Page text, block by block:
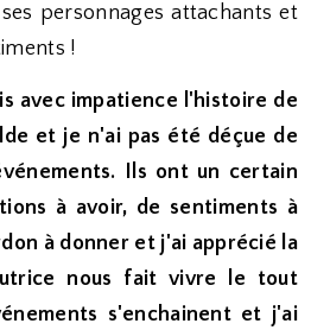
personnages attachants et
!
avec impatience l'histoire de
et je n'ai pas été déçue de
Ils ont un certain
à avoir, de sentiments à
à donner et j'ai apprécié la
nous fait vivre le tout
s'enchainent et j'ai